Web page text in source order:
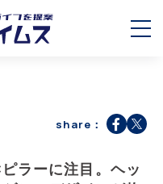
share：
ラーに注目。ヘッ